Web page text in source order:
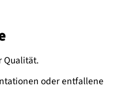
Qualität.
oder entfallene